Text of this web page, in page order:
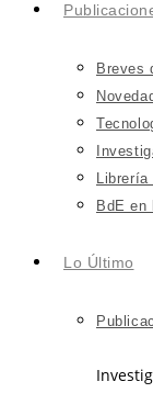
Breves
Librería
BdE en
Lo Último